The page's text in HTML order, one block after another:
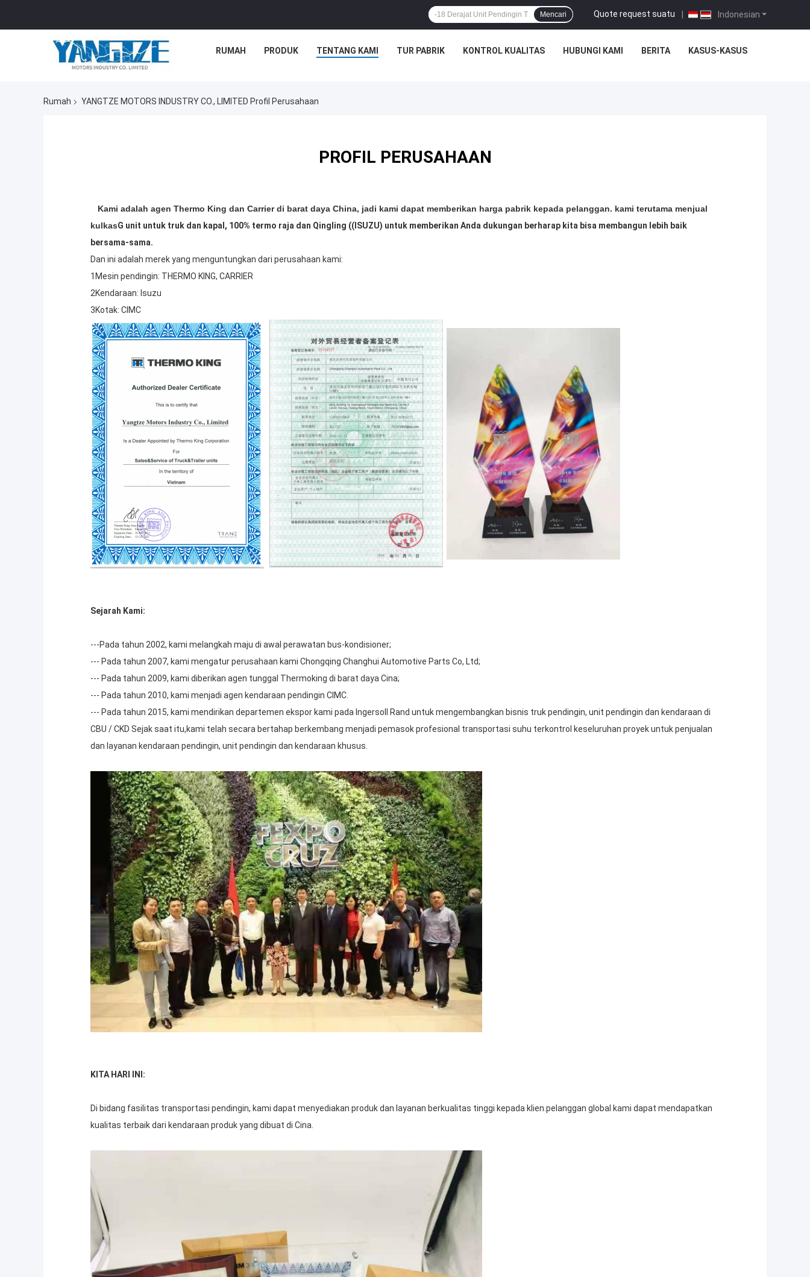
Indonesian
Quote request suatu |
Mencari
RUMAH PRODUK TENTANG KAMI TUR PABRIK KONTROL KUALITAS HUBUNGI KAMI BERITA KASUS-KASUS
Rumah YANGTZE MOTORS INDUSTRY CO., LIMITED Profil Perusahaan
PROFIL PERUSAHAAN
Kami adalah agen Thermo King dan Carrier di barat daya China, jadi kami dapat memberikan harga pabrik kepada pelanggan. kami terutama menjual
kulkasG unit untuk truk dan kapal, 100% termo raja dan Qingling ((ISUZU) untuk memberikan Anda dukungan berharap kita bisa membangun lebih baik
bersama-sama.
Dan ini adalah merek yang menguntungkan dari perusahaan kami:
1Mesin pendingin: THERMO KING, CARRIER
2Kendaraan: Isuzu
3Kotak: CIMC
Sejarah Kami:
---Pada tahun 2002, kami melangkah maju di awal perawatan bus-kondisioner;
--- Pada tahun 2007, kami mengatur perusahaan kami Chongqing Changhui Automotive Parts Co, Ltd;
--- Pada tahun 2009, kami diberikan agen tunggal Thermoking di barat daya Cina;
--- Pada tahun 2010, kami menjadi agen kendaraan pendingin CIMC.
--- Pada tahun 2015, kami mendirikan departemen ekspor kami pada Ingersoll Rand untuk mengembangkan bisnis truk pendingin, unit pendingin dan kendaraan di
CBU / CKD Sejak saat itu,kami telah secara bertahap berkembang menjadi pemasok profesional transportasi suhu terkontrol keseluruhan proyek untuk penjualan
dan layanan kendaraan pendingin, unit pendingin dan kendaraan khusus.
KITA HARI INI:
Di bidang fasilitas transportasi pendingin, kami dapat menyediakan produk dan layanan berkualitas tinggi kepada klien.pelanggan global kami dapat mendapatkan
kualitas terbaik dari kendaraan produk yang dibuat di Cina.